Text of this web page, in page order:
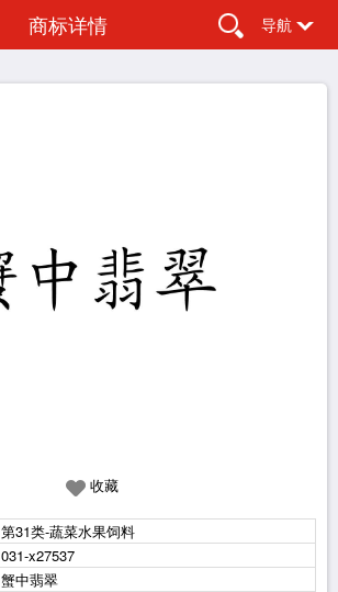
商标详情 导航
收藏
第31类-蔬菜水果饲料
031-x27537
蟹中翡翠